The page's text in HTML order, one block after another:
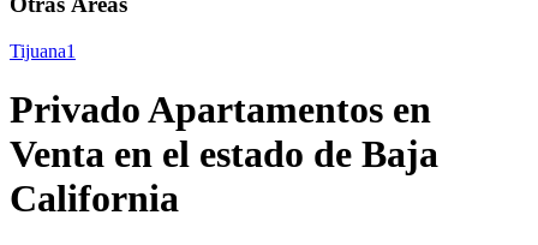
Tijuana1
Privado Apartamentos en
Venta en el estado de Baja
California